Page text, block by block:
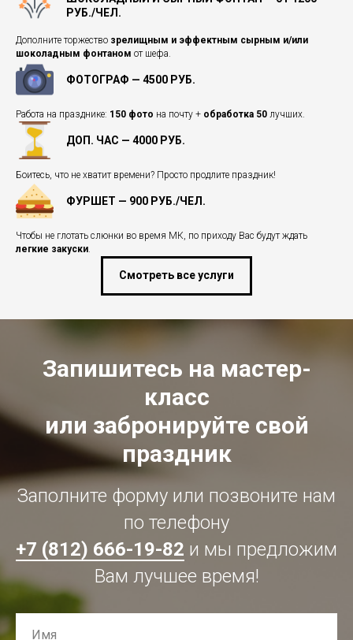
РУБ./ЧЕЛ.
Дополните торжество зрелищным и эффектным сырным и/или
шоколадным фонтаном от шефа.
ФОТОГРАФ — 4500 РУБ.
Работа на празднике: 150 фото на почту + обработка 50 лучших.
ДОП. ЧАС — 4000 РУБ.
Боитесь, что не хватит времени? Просто продлите праздник!
ФУРШЕТ — 900 РУБ./ЧЕЛ.
Чтобы не глотать слюнки во время МК, по приходу Вас будут ждать
легкие закуски.
Смотреть все услуги
Запишитесь на мастер-
класс
или забронируйте свой
праздник
Заполните форму или позвоните нам
по телефону
+7 (812) 666-19-82 и мы предложим
Вам лучшее время!